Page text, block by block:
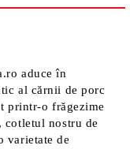
aduce în
al cărnii de porc
printr-o frăgezime
cotletul nostru de
varietate de